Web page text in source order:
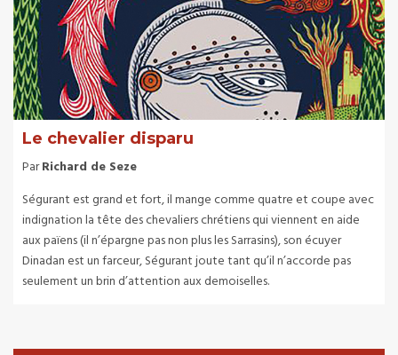
Le chevalier disparu
ParRichard de Seze
Ségurant est grand et fort, il mange comme quatre et coupe avec
indignation la tête des chevaliers chrétiens qui viennent en aide
aux païens (il n’épargne pas non plus les Sarrasins), son écuyer
Dinadan est un farceur, Ségurant joute tant qu’il n’accorde pas
seulement un brin d’attention aux demoiselles.